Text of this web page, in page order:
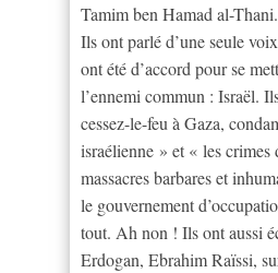
Tamim ben Hamad al-Thani.
Ils ont parlé d’une seule
ont été d’accord pour se
l’ennemi commun : Israël.
cessez-le-feu à Gaza,
israélienne » et « les crimes
massacres barbares et
le gouvernement
tout. Ah non ! Ils ont aussi
Erdogan, Ebrahim Raïssi,